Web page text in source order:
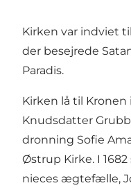
Kirken var indviet
der besejrede
Paradis.
Kirken lå til Kronen
Knudsdatter
dronning Sofie
Østrup Kirke. I
nieces ægtefælle,